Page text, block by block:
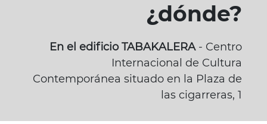
¿dónde?
En el edificio TABAKALERA- Centro
Internacional de Cultura
Contemporánea situado en la Plaza de
las cigarreras, 1